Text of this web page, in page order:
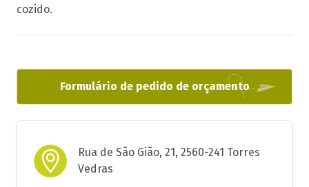
cozido.
Formulário de pedido de orçamento
Rua de São Gião, 21, 2560-241 Torres
Vedras